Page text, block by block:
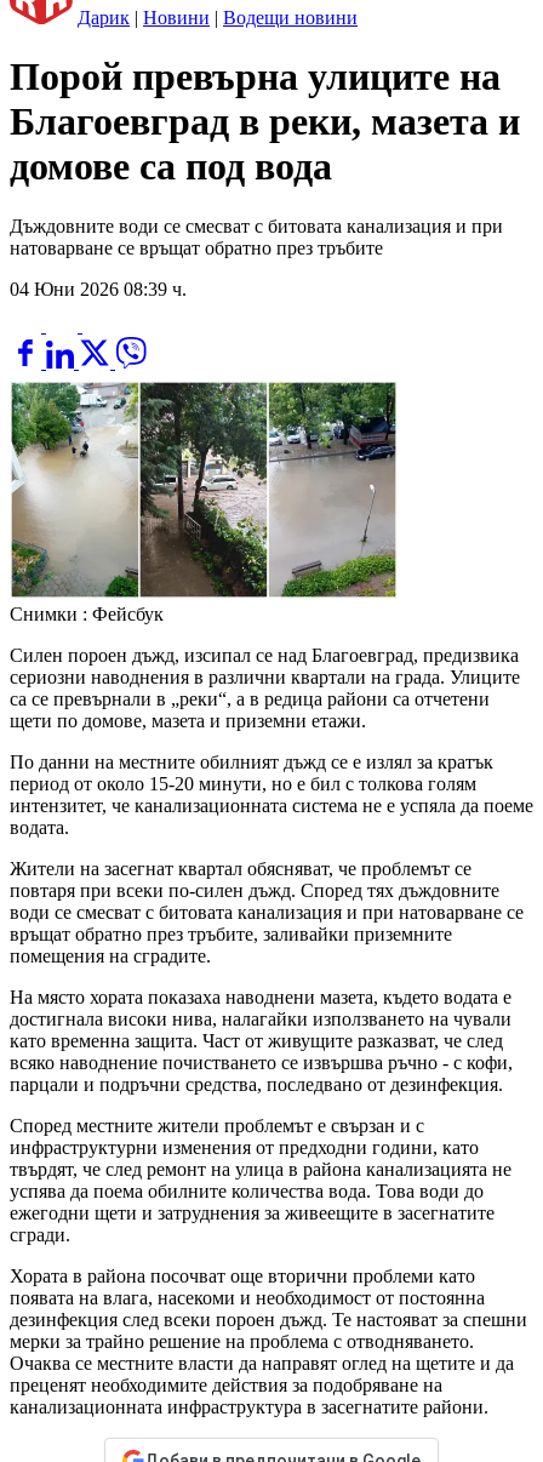
Дарик | Новини | Водещи новини
Порой превърна улиците на
Благоевград в реки, мазета и
домове са под вода
Дъждовните води се смесват с битовата канализация и при
натоварване се връщат обратно през тръбите
04 Юни 2026 08:39 ч.
Снимки : Фейсбук
Силен пороен дъжд, изсипал се над Благоевград, предизвика
сериозни наводнения в различни квартали на града. Улиците
са се превърнали в „реки“, а в редица райони са отчетени
щети по домове, мазета и приземни етажи.
По данни на местните обилният дъжд се е излял за кратък
период от около 15-20 минути, но е бил с толкова голям
интензитет, че канализационната система не е успяла да поеме
водата.
Жители на засегнат квартал обясняват, че проблемът се
повтаря при всеки по-силен дъжд. Според тях дъждовните
води се смесват с битовата канализация и при натоварване се
връщат обратно през тръбите, заливайки приземните
помещения на сградите.
На място хората показаха наводнени мазета, където водата е
достигнала високи нива, налагайки използването на чували
като временна защита. Част от живущите разказват, че след
всяко наводнение почистването се извършва ръчно - с кофи,
парцали и подръчни средства, последвано от дезинфекция.
Според местните жители проблемът е свързан и с
инфраструктурни изменения от предходни години, като
твърдят, че след ремонт на улица в района канализацията не
успява да поема обилните количества вода. Това води до
ежегодни щети и затруднения за живеещите в засегнатите
сгради.
Хората в района посочват още вторични проблеми като
появата на влага, насекоми и необходимост от постоянна
дезинфекция след всеки пороен дъжд. Те настояват за спешни
мерки за трайно решение на проблема с отводняването.
Очаква се местните власти да направят оглед на щетите и да
преценят необходимите действия за подобряване на
канализационната инфраструктура в засегнатите райони.